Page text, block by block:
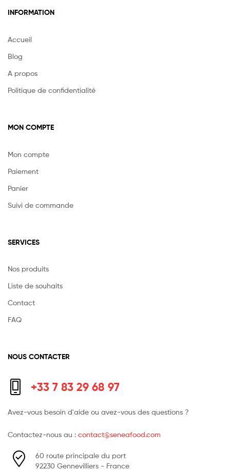
INFORMATION
Accueil
Blog
A propos
Politique de confidentialité
MON COMPTE
Mon compte
Paiement
Panier
Suivi de commande
SERVICES
Nos produits
Liste de souhaits
Contact
FAQ
NOUS CONTACTER
+33 7 83 29 68 97
Avez-vous besoin d'aide ou avez-vous des questions ?
Contactez-nous au : contact@seneafood.com
60 route principale du port
92230 Gennevilliers - France